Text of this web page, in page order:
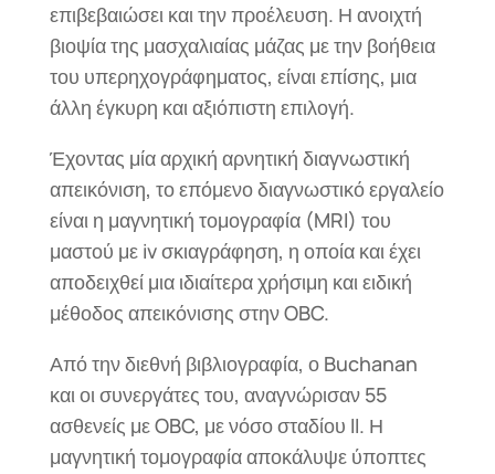
επιβεβαιώσει και την προέλευση. Η ανοιχτή
βιοψία της μασχαλιαίας μάζας με την βοήθεια
του υπερηχογράφηματος, είναι επίσης, μια
άλλη έγκυρη και αξιόπιστη επιλογή.
Έχοντας μία αρχική αρνητική διαγνωστική
απεικόνιση, το επόμενο διαγνωστικό εργαλείο
είναι η μαγνητική τομογραφία (MRI) του
μαστού με iv σκιαγράφηση, η οποία και έχει
αποδειχθεί μια ιδιαίτερα χρήσιμη και ειδική
μέθοδος απεικόνισης στην OBC.
Από την διεθνή βιβλιογραφία, ο Buchanan
και οι συνεργάτες του, αναγνώρισαν 55
ασθενείς με OBC, με νόσο σταδίου II. Η
μαγνητική τομογραφία αποκάλυψε ύποπτες